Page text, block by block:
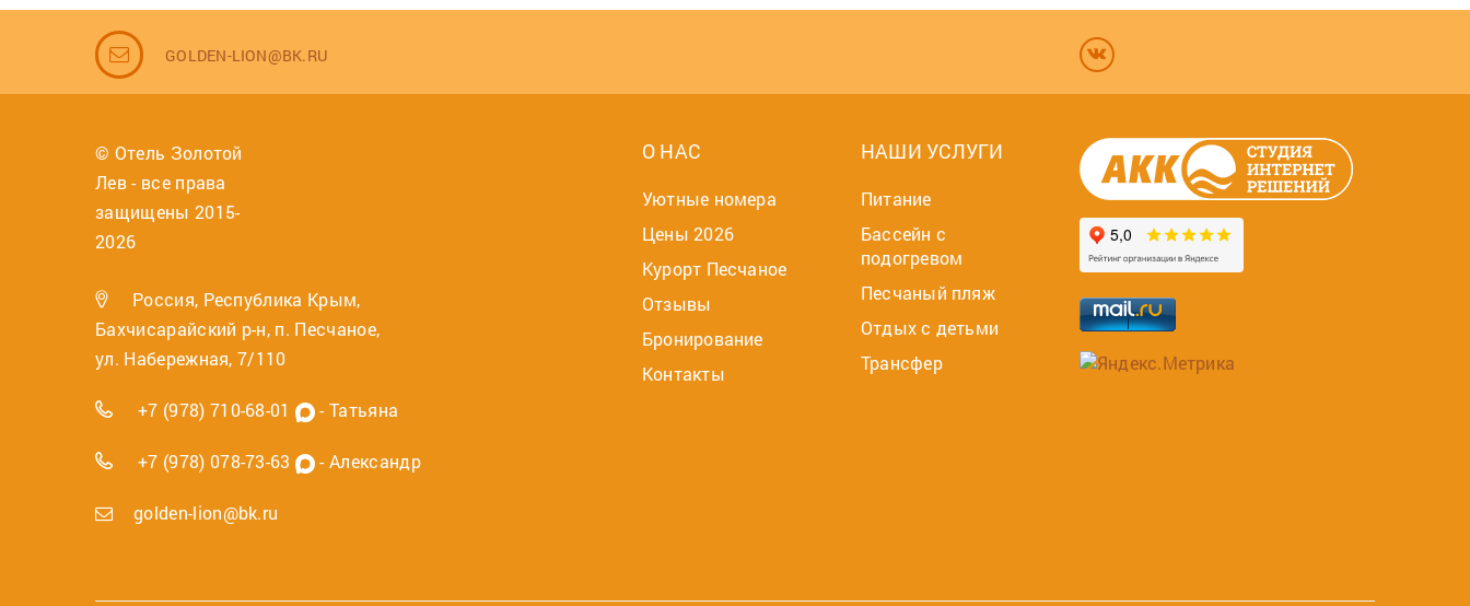
GOLDEN-LION@BK.RU
© Отель Золотой
Лев - все права
защищены 2015-
2026
Россия, Республика Крым,
Бахчисарайский р-н, п. Песчаное,
ул. Набережная, 7/110
+7 (978) 710-68-01 - Татьяна
+7 (978) 078-73-63 - Александр
golden-lion@bk.ru
О НАС
Уютные номера
Цены 2026
Курорт Песчаное
Отзывы
Бронирование
Контакты
НАШИ УСЛУГИ
Питание
Бассейн с
подогревом
Песчаный пляж
Отдых с детьми
Трансфер